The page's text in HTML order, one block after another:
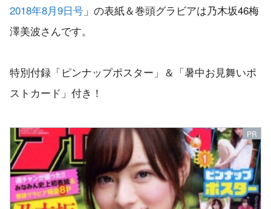
2018年8月9日号 」の表紙＆巻頭グラビアは乃木坂46梅
澤美波さんです。
特別付録「ピンナップポスター」＆「暑中お見舞いポ
ストカード」付き！